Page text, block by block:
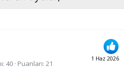
1 Haz 2026
40 Puanları 21